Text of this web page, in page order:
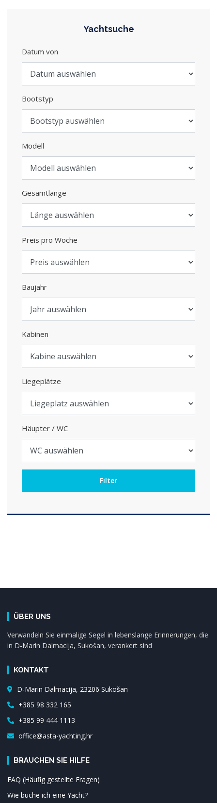
Yachtsuche
Datum von
Bootstyp
Modell
Gesamtlänge
Preis pro Woche
Baujahr
Kabinen
Liegeplätze
Häupter / WC
ÜBER UNS
Verwandeln Sie einmalige Segel in lebenslange Erinnerungen, die
in D-Marin Dalmacija, Sukošan, verankert sind
KONTAKT
D-Marin Dalmacija, 23206 Sukošan
+385 98 332 165
+385 99 444 1113
office@asta-yachting.hr
BRAUCHEN SIE HILFE
FAQ (Häufig gestellte Fragen)
Wie buche ich eine Yacht?